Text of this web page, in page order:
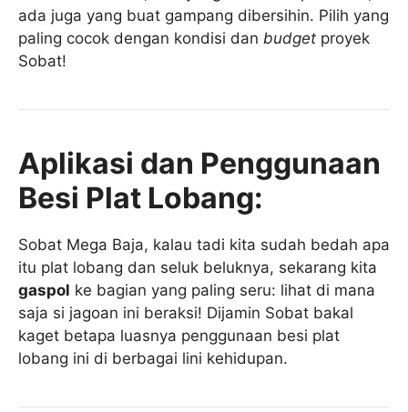
ada juga yang buat gampang dibersihin. Pilih yang
paling cocok dengan kondisi dan budget proyek
Sobat!
Aplikasi dan Penggunaan
Besi Plat Lobang:
Sobat Mega Baja, kalau tadi kita sudah bedah apa
itu plat lobang dan seluk beluknya, sekarang kita
gaspol ke bagian yang paling seru: lihat di mana
saja si jagoan ini beraksi! Dijamin Sobat bakal
kaget betapa luasnya penggunaan besi plat
lobang ini di berbagai lini kehidupan.